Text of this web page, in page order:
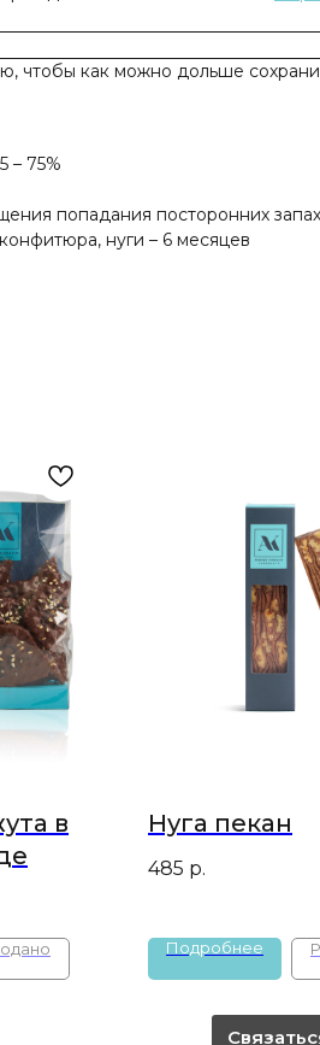
чтобы как можно дольше
– 75%
попадания посторонних
нуги – 6 месяцев
в
Нуга пекан
485 р.
Подробнее